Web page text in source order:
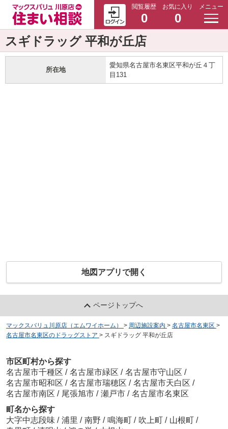
閲覧履歴
0
お気に入り
0
メニュー
スギドラッグ 平和が丘店
所在地
愛知県名古屋市名東区平和が丘４丁
目131
地図アプリで開く
ページトップへ
マックスバリュ川原店（エムワイホーム） > 周辺施設案内 > 名古屋市名東区 >
名古屋市名東区のドラッグストア > スギドラッグ 平和が丘店
市区町村から探す
名古屋市千種区 / 名古屋市緑区 / 名古屋市守山区 /
名古屋市昭和区 / 名古屋市瑞穂区 / 名古屋市天白区 /
名古屋市南区 / 尾張旭市 / 瀬戸市 / 名古屋市名東区
町名から探す
大字中志段味 / 浦里 / 南野 / 鳴海町 / 吹上町 / 山根町 /